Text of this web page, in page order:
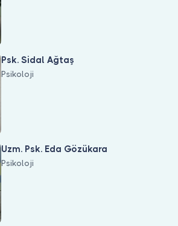
Psk. Sidal Ağtaş
Psikoloji
Uzm. Psk. Eda Gözükara
Psikoloji